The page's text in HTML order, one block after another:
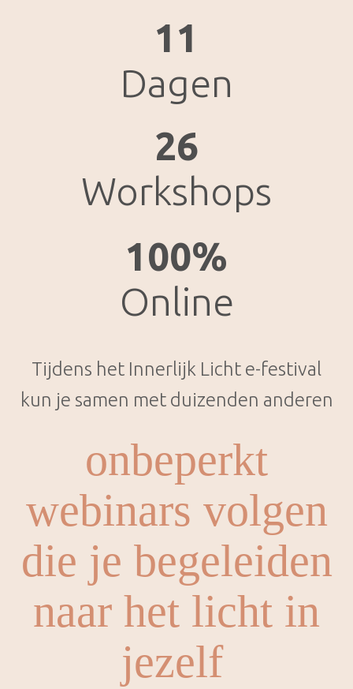
11
Dagen
26
Workshops
100%
Online
Tijdens het Innerlijk Licht e-festival
kun je samen met duizenden anderen
onbeperkt
webinars volgen
die je begeleiden
naar het licht in
jezelf